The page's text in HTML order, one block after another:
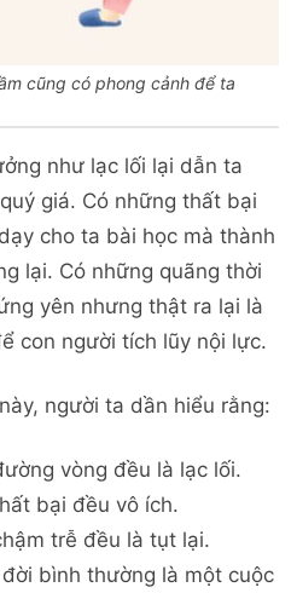
cũng có phong cảnh để ta
như lạc lối lại dẫn ta
giá. Có những thất bại
cho ta bài học mà thành
lại. Có những quãng thời
yên nhưng thật ra lại là
con người tích lũy nội lực.
người ta dần hiểu rằng:
vòng đều là lạc lối.
bại đều vô ích.
trễ đều là tụt lại.
bình thường là một cuộc